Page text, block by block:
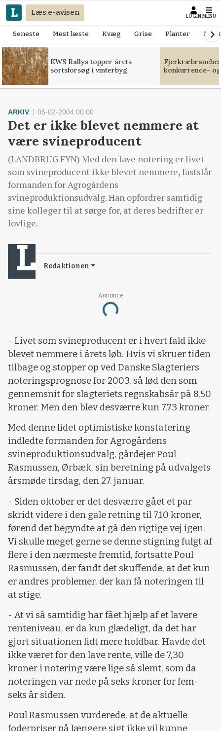
Læs e-avisen LOGIN MENU
Seneste Mest læste Kvæg Grise Planter
KWS Rallys topper årets
sortsforsøg i vinterbyg
konkurrence-
Annonce
Loading...
ARKIV 05-02-2004 00:00
Det er ikke blevet nemmere at
være svineproducent
(LANDBRUG FYN) Med den lave notering er livet
som svineproducent ikke blevet nemmere, fastslår
formanden for Agrogårdens
svineproduktionsudvalg. Han opfordrer samtidig
sine kolleger til at sørge for, at deres bedrifter er
lovlige.
Redaktionen
- Livet som svineproducent er i hvert fald ikke
blevet nemmere i årets løb. Hvis vi skruer tiden
tilbage og stopper op ved Danske Slagteriers
noteringsprognose for 2003, så lød den som
gennemsnit for slagteriets regnskabsår på 8,50
kroner. Men den blev desværre kun 7,73 kroner.
Med denne lidet optimistiske konstatering
indledte formanden for Agrogårdens
svineproduktionsudvalg, gårdejer Poul
Rasmussen, Ørbæk, sin beretning på udvalgets
årsmøde tirsdag, den 27. januar.
- Siden oktober er det desværre gået et par
skridt videre i den gale retning til 7,10 kroner,
førend det begyndte at gå den rigtige vej igen.
Vi skulle meget gerne se denne stigning fulgt af
flere i den nærmeste fremtid, fortsatte Poul
Rasmussen, der fandt det skuffende, at det kun
er andres problemer, der kan få noteringen til
at stige.
- At vi så samtidig har fået hjælp af et lavere
renteniveau, er da kun glædeligt, da det har
gjort situationen lidt mere holdbar. Havde det
ikke været for den lave rente, ville de 7,30
kroner i notering være lige så slemt, som da
noteringen var nede på seks kroner for fem-
seks år siden.
Poul Rasmussen vurderede, at de aktuelle
foderpriser på længere sigt ikke vil kunne